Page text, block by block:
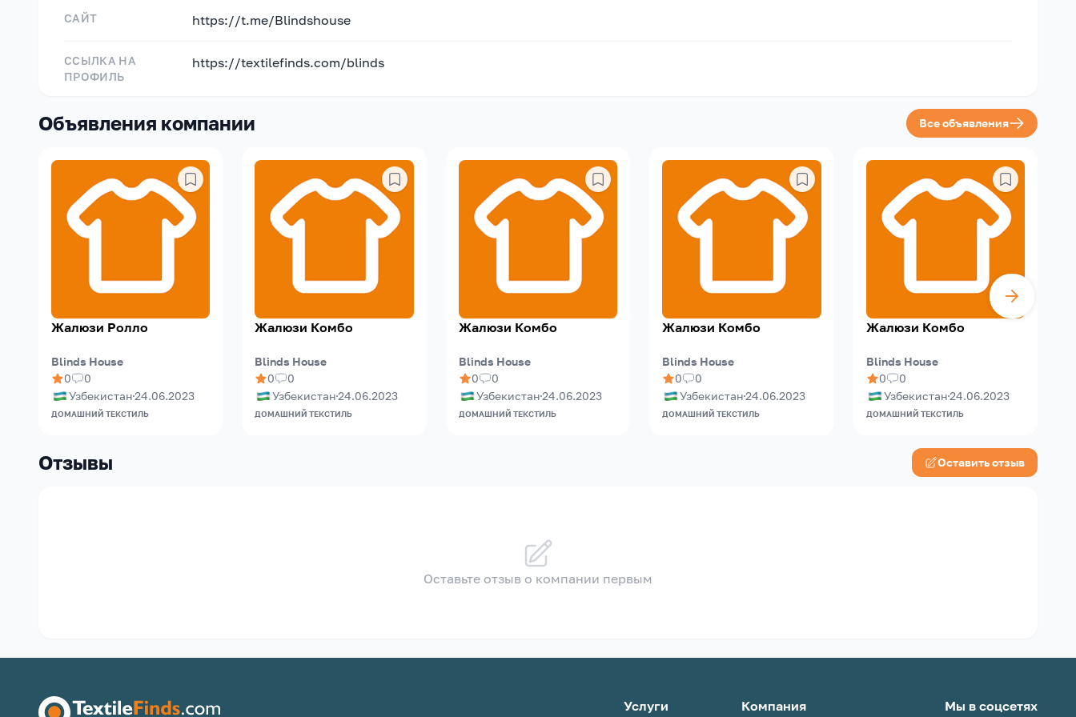
САЙТ https://t.me/Blindshouse
ССЫЛКА НА
ПРОФИЛЬ
https://textilefinds.com/blinds
Объявления компании Все объявления
Жалюзи Ролло
Blinds House
0
0
Узбекистан 24.06.2023
ДОМАШНИЙ ТЕКСТИЛЬ
Жалюзи Комбо
Blinds House
0
0
Узбекистан24.06.2023
ДОМАШНИЙ ТЕКСТИЛЬ
Жалюзи Комбо
Blinds House
0
0
Узбекистан24.06.2023
ДОМАШНИЙ ТЕКСТИЛЬ
Жалюзи Комбо
Blinds House
0
0
Узбекистан24.06.2023
ДОМАШНИЙ ТЕКСТИЛЬ
Жалюзи Комбо
Blinds House
0
0
Узбекистан24.06.2023
ДОМАШНИЙ ТЕКСТИЛЬ
Отзывы Оставить отзыв
Оставьте отзыв о компании первым
Услуги Компания Мы в соцсетях